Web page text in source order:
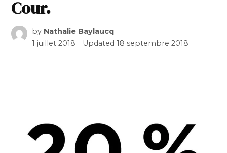
Cour.
by Nathalie Baylaucq
1 juillet 2018
Updated18 septembre 2018